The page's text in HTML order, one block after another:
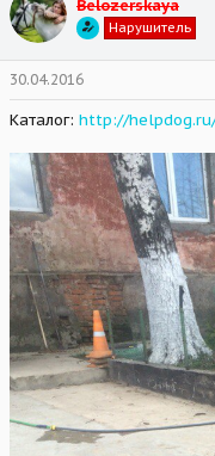
Belozerskaya
Нарушитель
30.04.2016
Каталог: http://